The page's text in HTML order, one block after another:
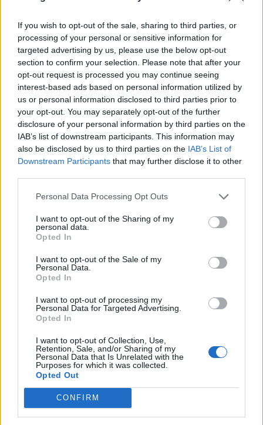
If you wish to opt-out of the sale, sharing to third parties, or
processing of your personal or sensitive information for
targeted advertising by us, please use the below opt-out
section to confirm your selection. Please note that after your
opt-out request is processed you may continue seeing
interest-based ads based on personal information utilized by
us or personal information disclosed to third parties prior to
your opt-out. You may separately opt-out of the further
disclosure of your personal information by third parties on the
IAB’s list of downstream participants. This information may
also be disclosed by us to third parties on the IAB’s List of
Downstream Participants that may further disclose it to other
Personal Data Processing Opt Outs
I want to opt-out of the Sharing of my
personal data.
Opted In
I want to opt-out of the Sale of my
Personal Data.
Opted In
I want to opt-out of processing my
Personal Data for Targeted Advertising.
Opted In
I want to opt-out of Collection, Use,
Retention, Sale, and/or Sharing of my
Personal Data that Is Unrelated with the
Purposes for which it was collected.
Opted Out
CONFIRM
δερματική πάθηση, όπως έκζεμα, ροδόχρου ακμή
και δερματίτιδα, θα χρειαστείς σίγουρα
υποστήριξη γιατί αυτά χειροτερεύουν. Τα
ενυδατικά προϊόντα, βελτιώνουν την φλεγμονή
και την όψη της επιδερμίδας.
Επιπλέον, το καθαριστικό προσώπου, ή το
αφρόλουτρό σου, πρέπει να έχει ισορροπημένο PH
και το νερό θα πρέπει να μην είναι καυτό.
Σύμφωνα με ειδικούς, τοskin cycling, που είναι η
τάση του TikTok, μπορεί να σε βοηθήσει αρκετά με
αυτό το θέμα.
ΔΙΑΦΗΜΙΣΗ